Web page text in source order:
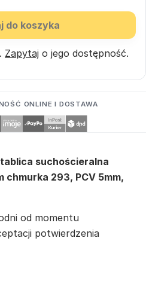
do koszyka
Zapytaj o jego dostępność.
ONLINE I DOSTAWA
suchościeralna
chmurka 293, PCV 5mm,
od momentu
potwierdzenia